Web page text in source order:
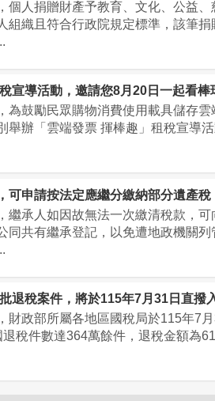
個人捐贈財產予教育、文化、公益
組織且符合行政院規定標準，該筆
宣導活動，邀請您8月20日一起看棒
為鼓勵民眾購物消費使用載具儲存
舉辦「雲端發票 揮棒趣」租稅宣導
可申請按法定應繼分繳納部分遺產
繼承人如因故無法一次繳清稅款，
同共有繼承登記，以免遭地政機關
退稅案件，將於115年7月31日直撥
財政部所屬各地區國稅局於115年7
稅件數達364萬餘件，退稅金額為